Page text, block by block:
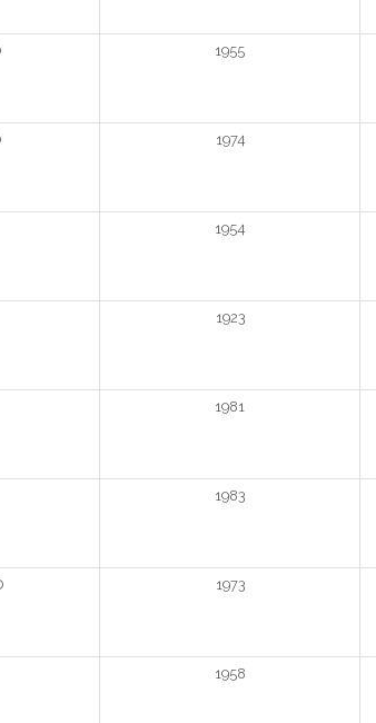
1955
1974
1954
1923
1981
1983
1973
1958